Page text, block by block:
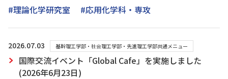
#理論化学研究室
#応用化学科・専攻
2026.07.03 基幹理工学部・社会理工学部・先進理工学部共通メニュー
国際交流イベント「Global Cafe」を実施しました
(2026年6月23日)